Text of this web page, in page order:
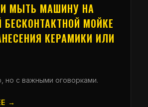
МЫТЬ МАШИНУ НА
МОЙКЕ
КЕРАМИКИ ИЛИ
но с важными оговорками.
→